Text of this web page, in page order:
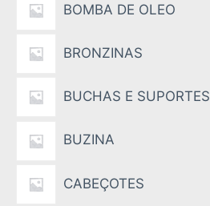
BOMBA DE OLEO
BRONZINAS
BUCHAS E SUPORTES
BUZINA
CABEÇOTES